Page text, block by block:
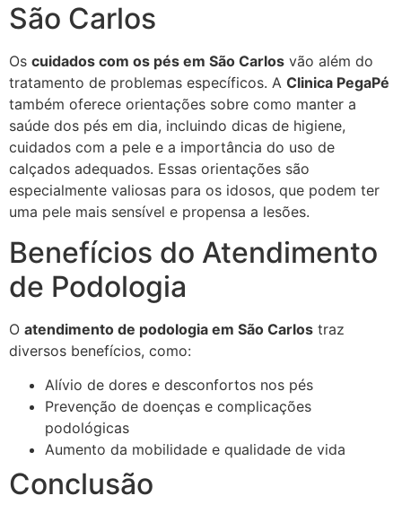
São Carlos
Os cuidados com os pés em São Carlos vão além do
tratamento de problemas específicos. A Clinica PegaPé
também oferece orientações sobre como manter a
saúde dos pés em dia, incluindo dicas de higiene,
cuidados com a pele e a importância do uso de
calçados adequados. Essas orientações são
especialmente valiosas para os idosos, que podem ter
uma pele mais sensível e propensa a lesões.
Benefícios do Atendimento
de Podologia
O atendimento de podologia em São Carlos traz
diversos benefícios, como:
Alívio de dores e desconfortos nos pés
Prevenção de doenças e complicações
podológicas
Aumento da mobilidade e qualidade de vida
Conclusão